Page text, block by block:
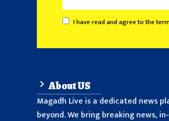
I have read and agree to the
About US
Magadh Live is a dedicated news
beyond. We bring breaking news,